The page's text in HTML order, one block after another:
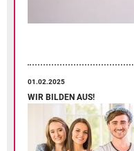
01.02.2025
WIR BILDEN AUS!